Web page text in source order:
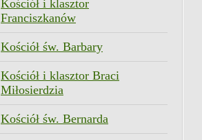
Kościół i klasztor
Franciszkanów
Kościół św. Barbary
Kościół i klasztor Braci
Miłosierdzia
Kościół św. Bernarda